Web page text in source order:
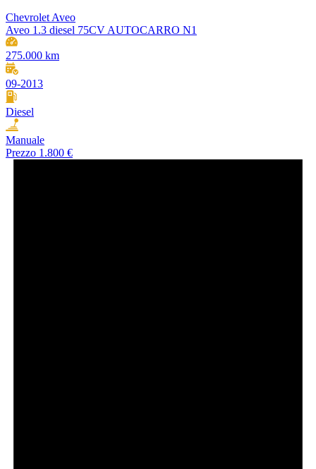
Chevrolet Aveo
Aveo 1.3 diesel 75CV AUTOCARRO N1
275.000 km
09-2013
Diesel
Manuale
Prezzo 1.800 €